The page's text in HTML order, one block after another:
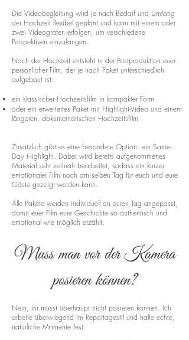
Die Videobegleitung wird je nach Bedarf und Umfang
der Hochzeit flexibel geplant und kann mit einem oder
zwei Videografen erfolgen, um verschiedene
Perspektiven einzufangen.
Nach der Hochzeit entsteht in der Postproduktion euer
persönlicher Film, der je nach Paket unterschiedlich
aufgebaut ist:
ein klassischer Hochzeitsfilm in kompakter Form
oder ein erweitertes Paket mit Highlight-Video und einem
längeren, dokumentarischen Hochzeitsfilm
Zusätzlich gibt es eine besondere Option: ein Same-
Day Highlight. Dabei wird bereits aufgenommenes
Material sehr zeitnah bearbeitet, sodass ein kurzer
emotionaler Film noch am selben Tag für euch und eure
Gäste gezeigt werden kann.
Alle Pakete werden individuell an euren Tag angepasst,
damit euer Film eure Geschichte so authentisch und
emotional wie möglich erzählt.
Muss man vor der Kamera
posieren können?
Nein, ihr müsst überhaupt nicht posieren können. Ich
arbeite überwiegend im Reportagestil und halte echte,
natürliche Momente fest.